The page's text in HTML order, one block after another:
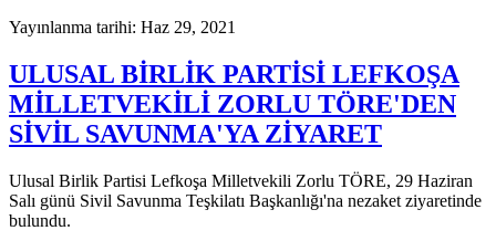
Yayınlanma tarihi: Haz 29, 2021
ULUSAL BİRLİK PARTİSİ LEFKOŞA
MİLLETVEKİLİ ZORLU TÖRE'DEN
SİVİL SAVUNMA'YA ZİYARET
Ulusal Birlik Partisi Lefkoşa Milletvekili Zorlu TÖRE, 29 Haziran
Salı günü Sivil Savunma Teşkilatı Başkanlığı'na nezaket ziyaretinde
bulundu.